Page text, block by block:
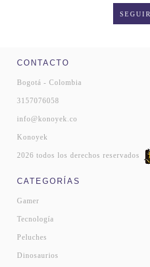
SEGUIR
CONTACTO
Bogotá - Colombia
3157076058
info@konoyek.co
Konoyek
2026 todos los derechos reservados
CATEGORÍAS
Gamer
Tecnología
Peluches
Dinosaurios